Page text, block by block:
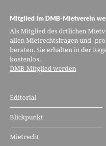
Mitglied im DMB-Mietverein
Als Mitglied des örtlichen
allen Mietrechtsfragen und -
beraten. Sie erhalten in der
kostenlos.
DMB-Mitglied werden
Editorial
Blickpunkt
Mietrecht